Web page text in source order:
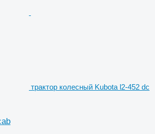
трактор колесный Kubota l2-452 dc